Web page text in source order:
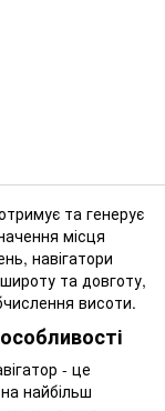
та генерує
місця
навігатори
та довготу,
висоти.
- це
найбільш